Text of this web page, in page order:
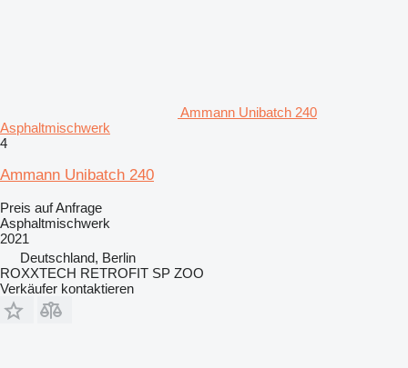
Ammann Unibatch 240
Asphaltmischwerk
4
Ammann Unibatch 240
Preis auf Anfrage
Asphaltmischwerk
2021
Deutschland, Berlin
ROXXTECH RETROFIT SP ZOO
Verkäufer kontaktieren